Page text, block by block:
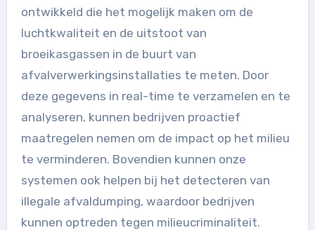
ontwikkeld die het mogelijk maken om de
luchtkwaliteit en de uitstoot van
broeikasgassen in de buurt van
afvalverwerkingsinstallaties te meten. Door
deze gegevens in real-time te verzamelen en te
analyseren, kunnen bedrijven proactief
maatregelen nemen om de impact op het milieu
te verminderen. Bovendien kunnen onze
systemen ook helpen bij het detecteren van
illegale afvaldumping, waardoor bedrijven
kunnen optreden tegen milieucriminaliteit.